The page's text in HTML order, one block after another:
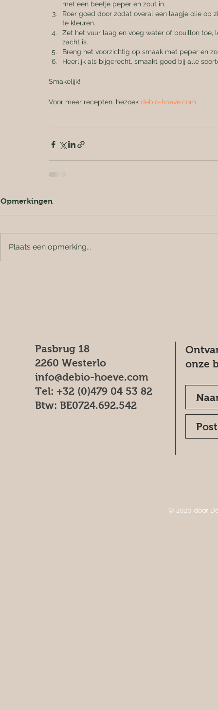
met een beetje peper en zout in.
Roer goed door zodat overal een laagje olie
te kleuren.
Zet het vuur laag en voeg water of bouillon
zacht is.
Breng het voorzichtig op smaak met peper en
Heerlijk als bijgerecht, smaakt goed bij alle
Smakelijk!
Voor meer recepten: bezoek debio-hoeve.com
Opmerkingen
Plaats een opmerking...
Pasbrug 18
2260 Westerlo
info@debio-hoeve.com
Tel: +32 (0)479 04 53 82
Btw: BE0724.692.542
onze
© 2020 door